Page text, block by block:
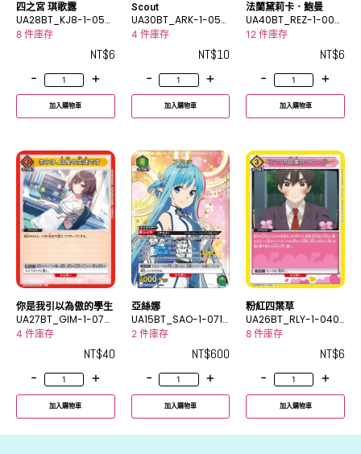
四之宮 琪歌露
UA28BT_KJ8-1-057
C
8 件庫存
NT$6
-
+
加入購物車
Scout
UA30BT_ARK-1-056
C
4 件庫存
NT$10
-
+
加入購物車
法蘭黛莉卡．鮑曼
UA40BT_REZ-1-003
C
12 件庫存
NT$6
-
+
加入購物車
你是我引以為傲的學生
UA27BT_GIM-1-076
U
4 件庫存
NT$40
-
+
加入購物車
亞絲娜
UA15BT_SAO-1-071_
2SR★
2 件庫存
NT$600
-
+
加入購物車
粉紅四葉草
UA26BT_RLY-1-040
C
8 件庫存
NT$6
-
+
加入購物車